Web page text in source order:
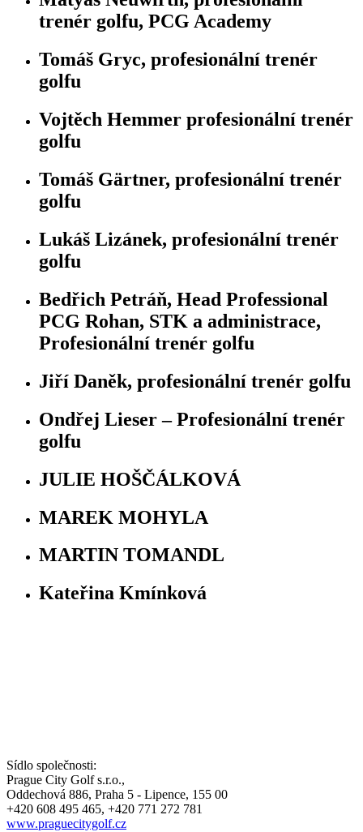
trenér golfu, PCG Academy
Tomáš Gryc, profesionální trenér
golfu
Vojtěch Hemmer profesionální trenér
golfu
Tomáš Gärtner, profesionální trenér
golfu
Lukáš Lizánek, profesionální trenér
golfu
Bedřich Petráň, Head Professional
PCG Rohan, STK a administrace,
Profesionální trenér golfu
Jiří Daněk, profesionální trenér golfu
Ondřej Lieser – Profesionální trenér
golfu
JULIE HOŠČÁLKOVÁ
MAREK MOHYLA
MARTIN TOMANDL
Kateřina Kmínková
Sídlo společnosti:
Prague City Golf s.r.o.,
Oddechová 886, Praha 5 - Lipence, 155 00
+420 608 495 465, +420 771 272 781
www.praguecitygolf.cz